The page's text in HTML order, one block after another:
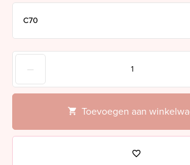
Toevoegen aan